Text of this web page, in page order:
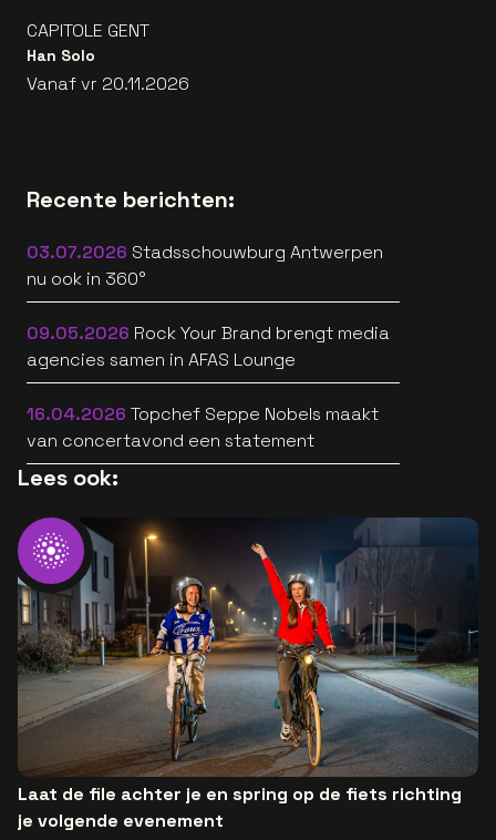
CAPITOLE GENT
Han Solo
Vanaf vr 20.11.2026
Recente berichten:
03.07.2026 Stadsschouwburg Antwerpen
nu ook in 360°
09.05.2026 Rock Your Brand brengt media
agencies samen in AFAS Lounge
16.04.2026 Topchef Seppe Nobels maakt
van concertavond een statement
Lees ook:
Laat de file achter je en spring op de fiets richting
je volgende evenement